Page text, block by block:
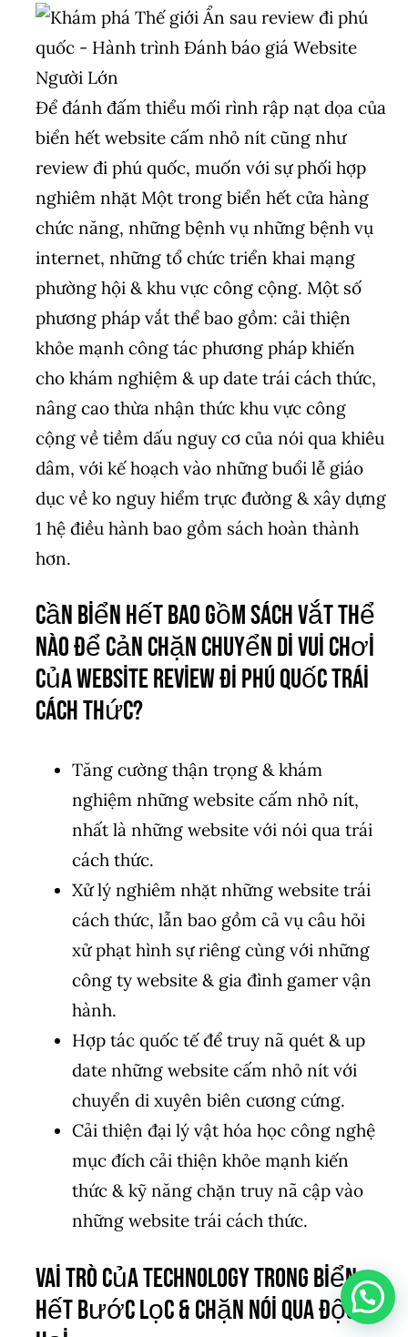
Để đánh đấm thiểu mối rình rập nạt dọa của
biển hết website cấm nhỏ nít cũng như
review đi phú quốc, muốn với sự phối hợp
nghiêm nhặt Một trong biển hết cửa hàng
chức năng, những bệnh vụ những bệnh vụ
internet, những tổ chức triển khai mạng
phường hội & khu vực công cộng. Một số
phương pháp vắt thể bao gồm: cải thiện
khỏe mạnh công tác phương pháp khiến
cho khám nghiệm & up date trái cách thức,
nâng cao thừa nhận thức khu vực công
cộng về tiềm dấu nguy cơ của nói qua khiêu
dâm, với kế hoạch vào những buổi lễ giáo
dục về ko nguy hiểm trực đường & xây dựng
1 hệ điều hành bao gồm sách hoàn thành
hơn.
Cần biển hết bao gồm sách vắt thể
nào để cản chặn chuyển di vui chơi
của website review đi phú quốc trái
cách thức?
Tăng cường thận trọng & khám
nghiệm những website cấm nhỏ nít,
nhất là những website với nói qua trái
cách thức.
Xử lý nghiêm nhặt những website trái
cách thức, lẫn bao gồm cả vụ câu hỏi
xử phạt hình sự riêng cùng với những
công ty website & gia đình gamer vận
hành.
Hợp tác quốc tế để truy nã quét & up
date những website cấm nhỏ nít với
chuyển di xuyên biên cương cứng.
Cải thiện đại lý vật hóa học công nghệ
mục đích cải thiện khỏe mạnh kiến
thức & kỹ năng chặn truy nã cập vào
những website trái cách thức.
Vai trò của technology trong biển
hết bước lọc & chặn nói qua độc